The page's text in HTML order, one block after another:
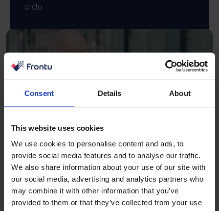
Consent Details About
This website uses cookies
We use cookies to personalise content and ads, to
provide social media features and to analyse our traffic.
We also share information about your use of our site with
our social media, advertising and analytics partners who
may combine it with other information that you’ve
provided to them or that they’ve collected from your use
oldu.
Tomas Griškevičius
Satış Sonrası Müdürü
Sıkça sorulan sorular